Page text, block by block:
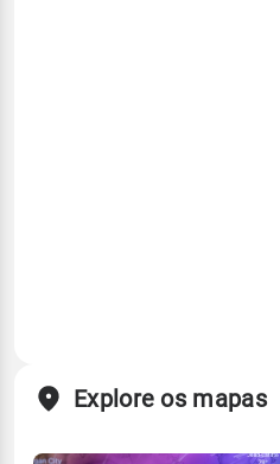
Explore os mapas